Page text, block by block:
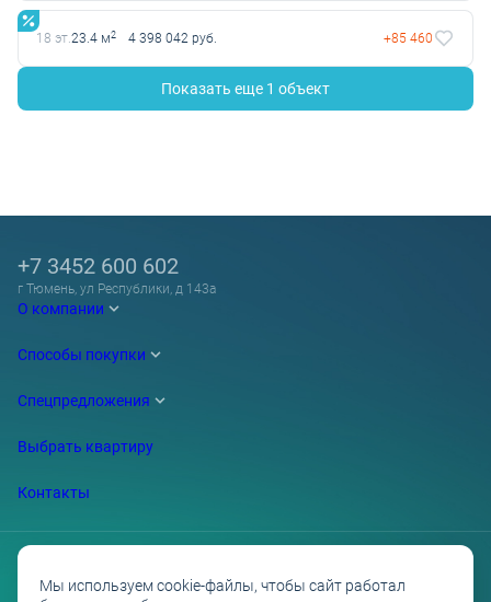
18 эт.23.4 м2 4 398 042 руб. +85 460
Показать еще 1 объект
О компании
Способы покупки
Спецпредложения
Выбрать квартиру
Контакты
+7 3452 600 602
г Тюмень, ул Республики, д 143а
Мы используем cookie-файлы, чтобы сайт работал